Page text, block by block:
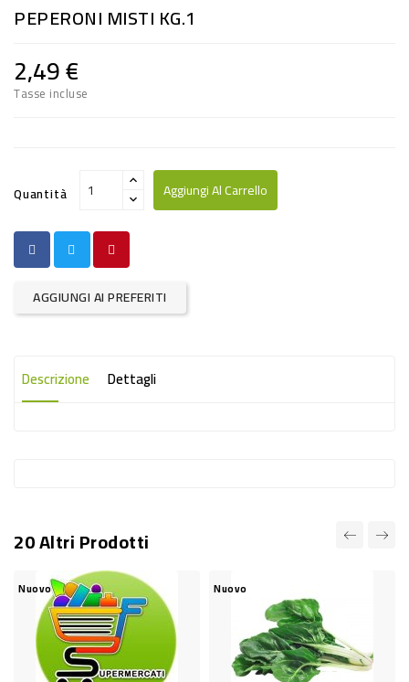
RISO
FARINA
ALIMENTI
CONSERVATI
CURA
CASA
CARTA
LAVAGGIO
STOVIGLIE
DEODORANTI
DETERSIVI
TESSUTI
PEPERONI MISTI KG.1
2,49 €
Tasse incluse
Quantità Aggiungi Al Carrello
AGGIUNGI AI PREFERITI
Descrizione Dettagli
20 Altri Prodotti
Nuovo Nuovo